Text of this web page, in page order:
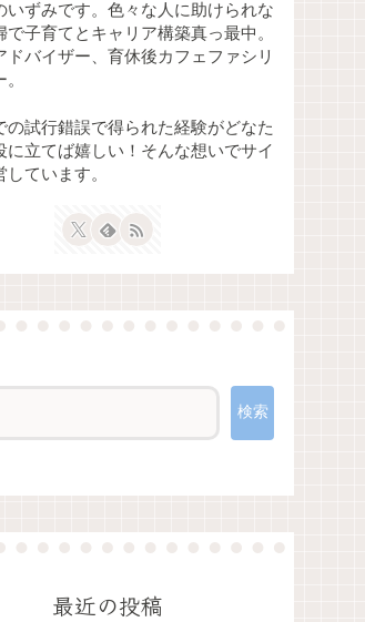
いずみです。色々な人に助けられな
で子育てとキャリア構築真っ最中。
ドバイザー、育休後カフェファシリ
の試行錯誤で得られた経験がどなた
に立てば嬉しい！そんな想いでサイ
しています。
検索
最近の投稿